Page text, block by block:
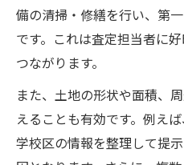
備の清掃・修繕を行い、第
です。これは査定担当者に
つながります。
また、土地の形状や面積、
えることも有効です。例え
学校区の情報を整理して提